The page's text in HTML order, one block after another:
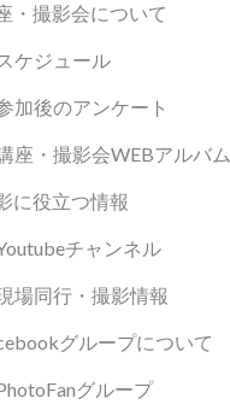
・撮影会について
ケジュール
加後のアンケート
座・撮影会WEBアルバム
に役立つ情報
チャンネル
場同行・撮影情報
グループについて
グループ